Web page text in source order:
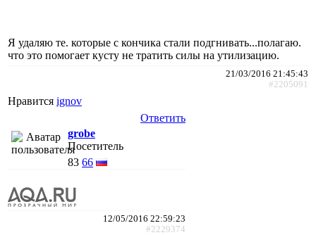
Я удаляю те. которые с кончика стали подгнивать...полагаю.
что это помогает кусту не тратить силы на утилизацию.
21/03/2016 21:45:43
#2205091
Нравится ignov
Ответить
grobe
Посетитель
83 66
12/05/2016 22:59:23
#2229374